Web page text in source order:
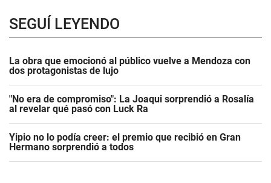
SEGUÍ LEYENDO
La obra que emocionó al público vuelve a Mendoza con
dos protagonistas de lujo
"No era de compromiso": La Joaqui sorprendió a Rosalía
al revelar qué pasó con Luck Ra
Yipio no lo podía creer: el premio que recibió en Gran
Hermano sorprendió a todos